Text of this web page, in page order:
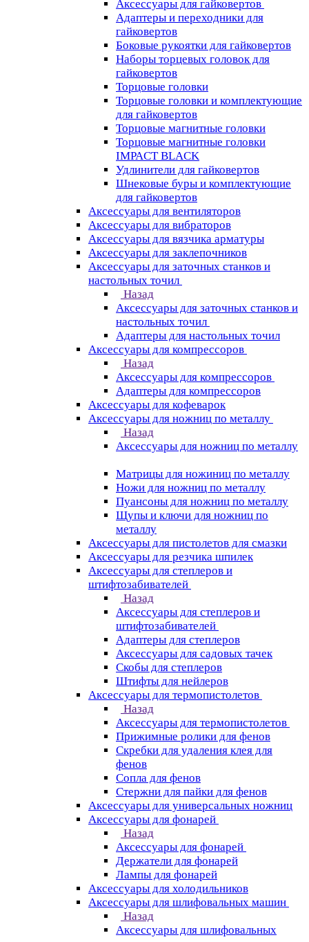
Аксессуары для гайковертов
Адаптеры и переходники для
гайковертов
Боковые рукоятки для гайковертов
Наборы торцевых головок для
гайковертов
Торцовые головки
Торцовые головки и комплектующие
для гайковертов
Торцовые магнитные головки
Торцовые магнитные головки
IMPACT BLACK
Удлинители для гайковертов
Шнековые буры и комплектующие
для гайковертов
Аксессуары для вентиляторов
Аксессуары для вибраторов
Аксессуары для вязчика арматуры
Аксессуары для заклепочников
Аксессуары для заточных станков и
настольных точил
Назад
Аксессуары для заточных станков и
настольных точил
Адаптеры для настольных точил
Аксессуары для компрессоров
Назад
Аксессуары для компрессоров
Адаптеры для компрессоров
Аксессуары для кофеварок
Аксессуары для ножниц по металлу
Назад
Аксессуары для ножниц по металлу
Матрицы для ножиниц по металлу
Ножи для ножниц по металлу
Пуансоны для ножниц по металлу
Щупы и ключи для ножниц по
металлу
Аксессуары для пистолетов для смазки
Аксессуары для резчика шпилек
Аксессуары для степлеров и
штифтозабивателей
Назад
Аксессуары для степлеров и
штифтозабивателей
Адаптеры для степлеров
Аксессуары для садовых тачек
Скобы для степлеров
Штифты для нейлеров
Аксессуары для термопистолетов
Назад
Аксессуары для термопистолетов
Прижимные ролики для фенов
Скребки для удаления клея для
фенов
Сопла для фенов
Стержни для пайки для фенов
Аксессуары для универсальных ножниц
Аксессуары для фонарей
Назад
Аксессуары для фонарей
Держатели для фонарей
Лампы для фонарей
Аксессуары для холодильников
Аксессуары для шлифовальных машин
Назад
Аксессуары для шлифовальных